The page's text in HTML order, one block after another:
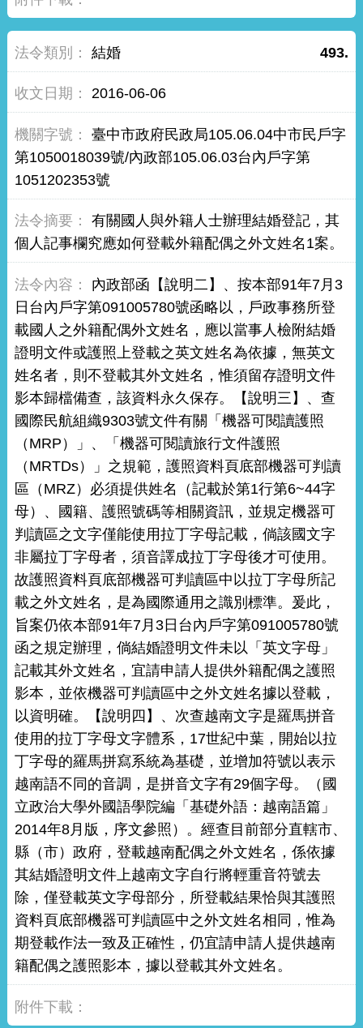
493.
結婚
2016-06-06
臺中市政府民政局105.06.04中市民戶字
第1050018039號/內政部105.06.03台內戶字第
1051202353號
有關國人與外籍人士辦理結婚登記，其
個人記事欄究應如何登載外籍配偶之外文姓名1案。
內政部函【說明二】、按本部91年7月3
日台內戶字第091005780號函略以，戶政事務所登
載國人之外籍配偶外文姓名，應以當事人檢附結婚
證明文件或護照上登載之英文姓名為依據，無英文
姓名者，則不登載其外文姓名，惟須留存證明文件
影本歸檔備查，該資料永久保存。【說明三】、查
國際民航組織9303號文件有關「機器可閱讀護照
（MRP）」、「機器可閱讀旅行文件護照
（MRTDs）」之規範，護照資料頁底部機器可判讀
區（MRZ）必須提供姓名（記載於第1行第6~44字
母）、國籍、護照號碼等相關資訊，並規定機器可
判讀區之文字僅能使用拉丁字母記載，倘該國文字
非屬拉丁字母者，須音譯成拉丁字母後才可使用。
故護照資料頁底部機器可判讀區中以拉丁字母所記
載之外文姓名，是為國際通用之識別標準。爰此，
旨案仍依本部91年7月3日台內戶字第091005780號
函之規定辦理，倘結婚證明文件未以「英文字母」
記載其外文姓名，宜請申請人提供外籍配偶之護照
影本，並依機器可判讀區中之外文姓名據以登載，
以資明確。【說明四】、次查越南文字是羅馬拼音
使用的拉丁字母文字體系，17世紀中葉，開始以拉
丁字母的羅馬拼寫系統為基礎，並增加符號以表示
越南語不同的音調，是拼音文字有29個字母。（國
立政治大學外國語學院編「基礎外語：越南語篇」
2014年8月版，序文參照）。經查目前部分直轄市、
縣（市）政府，登載越南配偶之外文姓名，係依據
其結婚證明文件上越南文字自行將輕重音符號去
除，僅登載英文字母部分，所登載結果恰與其護照
資料頁底部機器可判讀區中之外文姓名相同，惟為
期登載作法一致及正確性，仍宜請申請人提供越南
籍配偶之護照影本，據以登載其外文姓名。